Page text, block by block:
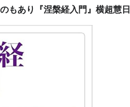
もあり『涅槃経入門』横超慧日